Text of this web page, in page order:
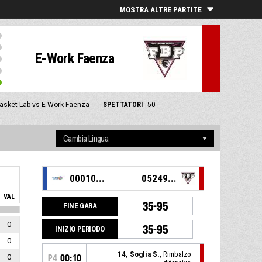
MOSTRA ALTRE PARTITE
E-Work Faenza
Lab vs E-Work Faenza SPETTATORI 50
VAL
0
0
0
00010... 05249...
FINE GARA 35-95
INIZIO PERIODO 35-95
P4 00:10 14, Soglia S., Rimbalzo